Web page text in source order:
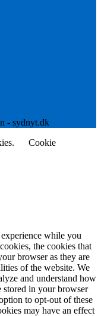
- sydnyt.dk
Cookie
while you
the cookies that
browser as they are
of the website. We
and understand how
stored in your browser
to opt-out of these
may have an effect